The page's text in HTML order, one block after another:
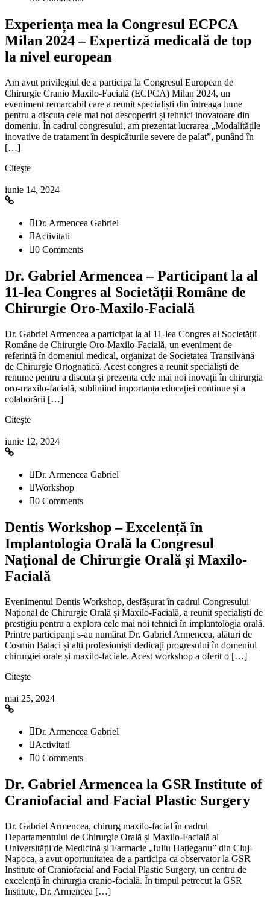
Experiența mea la Congresul ECPCA
Milan 2024 – Expertiză medicală de top
la nivel european
Am avut privilegiul de a participa la Congresul European de
Chirurgie Cranio Maxilo-Facială (ECPCA) Milan 2024, un
eveniment remarcabil care a reunit specialiști din întreaga lume
pentru a discuta cele mai noi descoperiri și tehnici inovatoare din
domeniu. În cadrul congresului, am prezentat lucrarea „Modalitățile
inovative de tratament în despicăturile severe de palat”, punând în
[…]
Citeşte
iunie 14, 2024
Dr. Armencea Gabriel
Activitati
0 Comments
Dr. Gabriel Armencea – Participant la al
11-lea Congres al Societății Române de
Chirurgie Oro-Maxilo-Facială
Dr. Gabriel Armencea a participat la al 11-lea Congres al Societății
Române de Chirurgie Oro-Maxilo-Facială, un eveniment de
referință în domeniul medical, organizat de Societatea Transilvană
de Chirurgie Ortognatică. Acest congres a reunit specialiști de
renume pentru a discuta și prezenta cele mai noi inovații în chirurgia
oro-maxilo-facială, subliniind importanța educației continue și a
colaborării […]
Citeşte
iunie 12, 2024
Dr. Armencea Gabriel
Workshop
0 Comments
Dentis Workshop – Excelență în
Implantologia Orală la Congresul
Național de Chirurgie Orală și Maxilo-
Facială
Evenimentul Dentis Workshop, desfășurat în cadrul Congresului
Național de Chirurgie Orală și Maxilo-Facială, a reunit specialiști de
prestigiu pentru a explora cele mai noi tehnici în implantologia orală.
Printre participanți s-au numărat Dr. Gabriel Armencea, alături de
Cosmin Balaci și alți profesioniști dedicați progresului în domeniul
chirurgiei orale și maxilo-faciale. Acest workshop a oferit o […]
Citeşte
mai 25, 2024
Dr. Armencea Gabriel
Activitati
0 Comments
Dr. Gabriel Armencea la GSR Institute of
Craniofacial and Facial Plastic Surgery
Dr. Gabriel Armencea, chirurg maxilo-facial în cadrul
Departamentului de Chirurgie Orală și Maxilo-Facială al
Universității de Medicină și Farmacie „Iuliu Hațieganu” din Cluj-
Napoca, a avut oportunitatea de a participa ca observator la GSR
Institute of Craniofacial and Facial Plastic Surgery, un centru de
excelență în chirurgia cranio-facială. În timpul petrecut la GSR
Institute, Dr. Armencea […]